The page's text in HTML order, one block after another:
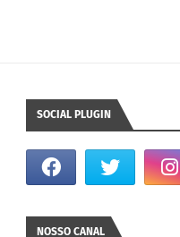
SOCIAL PLUGIN
NOSSO CANAL